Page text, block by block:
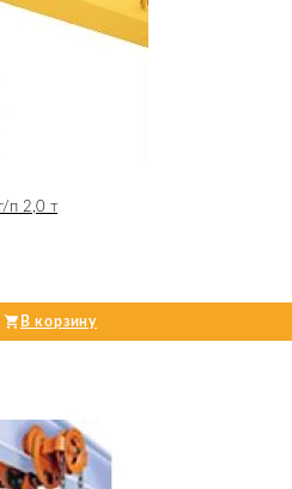
п 2,0 т
В корзину